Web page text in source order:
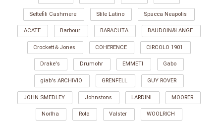
Settefili Cashmere Stile Latino Spacca Neapolis
ACATE Barbour BARACUTA BAUDOIN&LANGE
Crockett＆Jones COHERENCE CIRCOLO 1901
Drake's Drumohr EMMETI Gabo
giab's ARCHIVIO GRENFELL GUY ROVER
JOHN SMEDLEY Johnstons LARDINI MOORER
Norlha Rota Valster WOOLRICH